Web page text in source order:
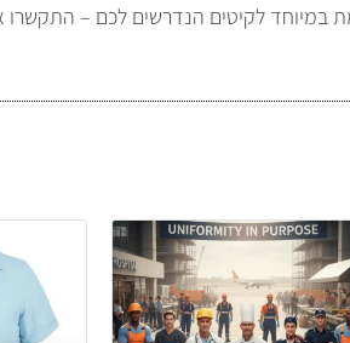
לקיטים הנדרשים לכם – התקשרו